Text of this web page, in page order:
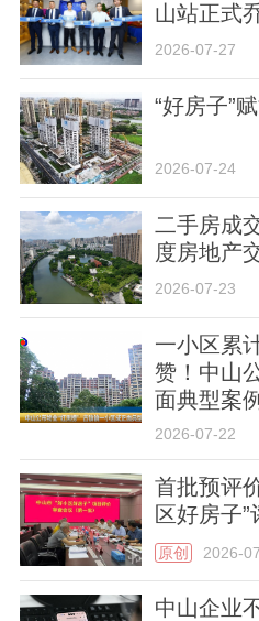
关于我们 版权声明
山站正式
2026-07-27
“好房子”
2026-07-24
二手房成
度房地产
2026-07-23
一小区累
赞！中山
面典型案
2026-07-22
首批预评
区好房子
原创 2026-
中山企业